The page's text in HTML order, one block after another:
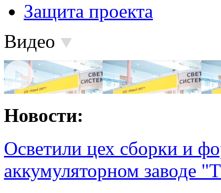
Защита проекта
Видео
Новости:
Осветили цех сборки и
аккумуляторном заводе